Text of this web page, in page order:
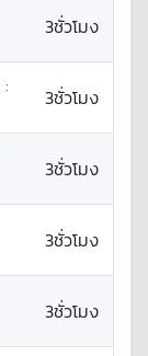
3ชั่วโมง
:
3ชั่วโมง
3ชั่วโมง
3ชั่วโมง
3ชั่วโมง